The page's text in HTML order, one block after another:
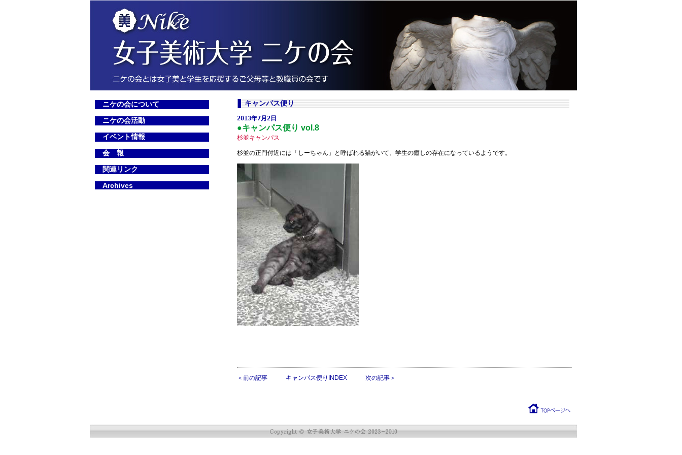
ニケの会について
ニケの会活動
イベント情報
会 報
関連リンク
Archives
キャンパス便り
2013年7月2日
●キャンパス便り vol.8
杉並キャンパス
杉並の正門付近には「しーちゃん」と呼ばれる猫がいて、学生の癒しの存在になっているようです。
＜前の記事 キャンパス便りINDEX 次の記事＞